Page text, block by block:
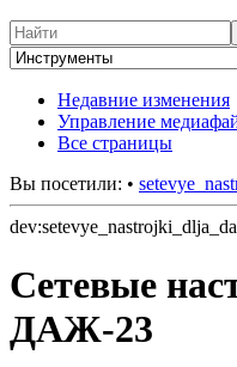
Недавние изменения
Управление
Все страницы
Вы посетили: •
Сетевые
ДАЖ-23